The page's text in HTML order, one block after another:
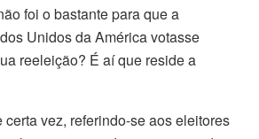
foi o bastante para que a
Unidos da América votasse
reeleição? É aí que reside a
vez, referindo-se aos eleitores